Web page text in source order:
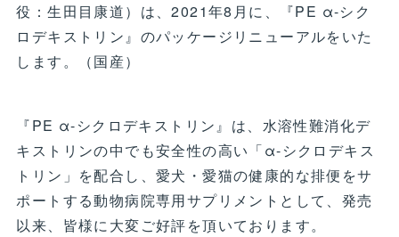
役：生田目康道）は、2021年8月に、『PE α-シク
ロデキストリン』のパッケージリニューアルをいた
します。（国産）
『PE α-シクロデキストリン』は、水溶性難消化デ
キストリンの中でも安全性の高い「α-シクロデキス
トリン」を配合し、愛犬・愛猫の健康的な排便をサ
ポートする動物病院専用サプリメントとして、発売
以来、皆様に大変ご好評を頂いております。